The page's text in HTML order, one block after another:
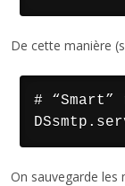
De cette manière
#
On sauvegarde